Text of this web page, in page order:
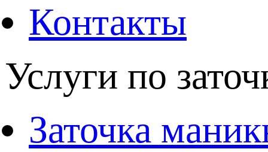
Контакты
Услуги по
Заточка